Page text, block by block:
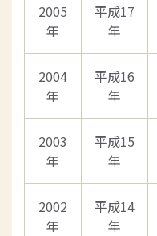
2005
年
平成17
年
2004
年
平成16
年
2003
年
平成15
年
2002
年
平成14
年